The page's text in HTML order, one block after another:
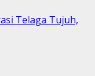
Telaga Tujuh,